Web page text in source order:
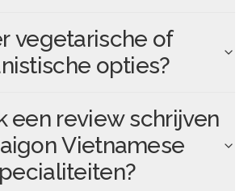
vegetarische of
opties?
een review schrijven
Vietnamese
?